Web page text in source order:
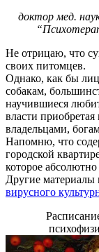
доктор мед.
Не отрицаю, что
своих питомцев.
Однако, как бы
собакам,
научившиеся
власти
владельцами,
Напомню, что
городской
которое
Другие материалы
вирусного